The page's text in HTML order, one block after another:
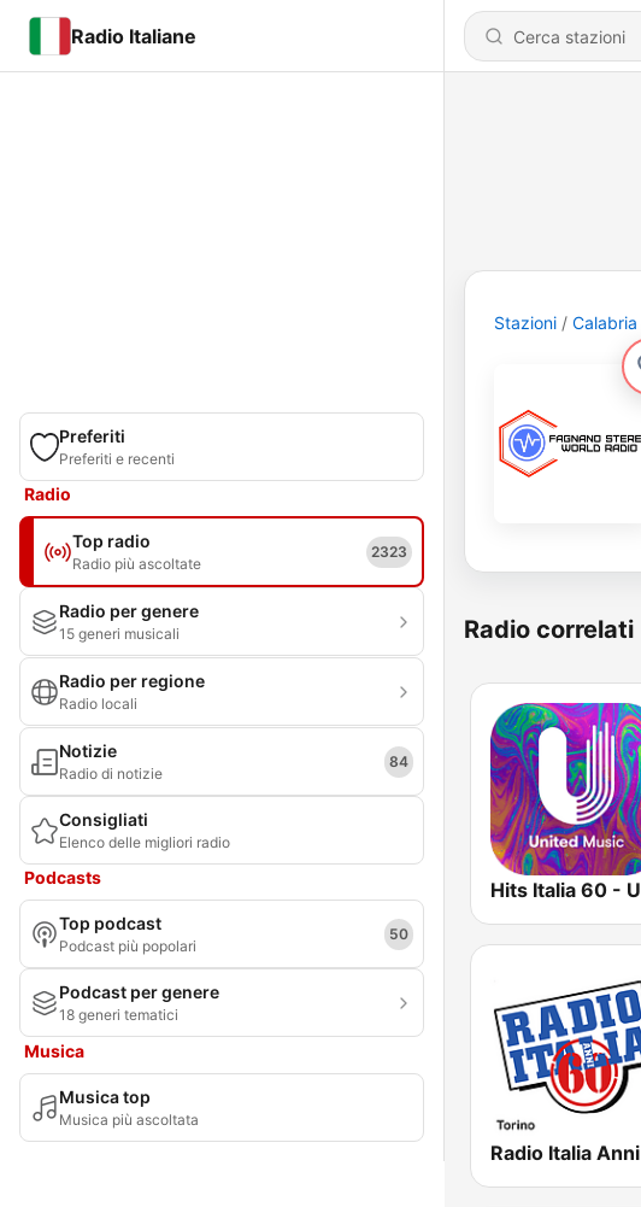
Radio Italiane
Preferiti
Preferiti e recenti
Radio
Top radio
Radio più ascoltate
2323
Radio per genere
15 generi musicali
Radio per regione
Radio locali
Notizie
Radio di notizie
84
Consigliati
Elenco delle migliori radio
Podcasts
Top podcast
Podcast più popolari
50
Podcast per genere
18 generi tematici
Musica
Musica top
Musica più ascoltata
Stazioni Calabria
Radio correlati